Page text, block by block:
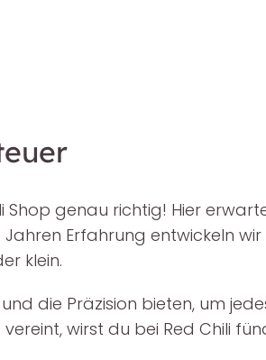
genau richtig! Hier
Erfahrung entwickeln
klein.
die Präzision bieten, um
wirst du bei Red Chili